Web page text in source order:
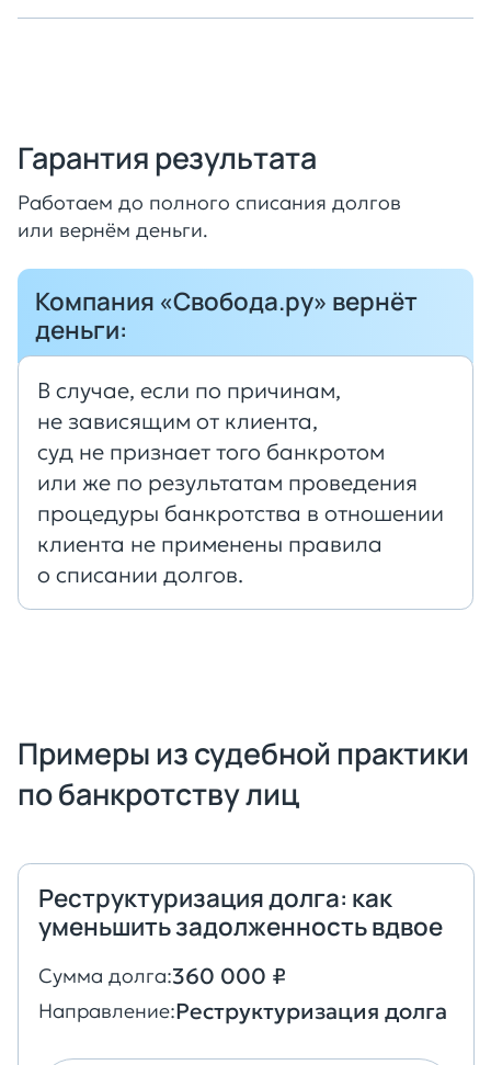
Гарантия результата
Работаем до полного списания долгов
или вернём деньги.
Компания «Свобода.ру» вернёт
деньги:
В случае, если по причинам,
не зависящим от клиента,
суд не признает того банкротом
или же по результатам проведения
процедуры банкротства в отношении
клиента не применены правила
о списании долгов.
Примеры из судебной практики
по банкротству лиц
Реструктуризация долга: как
уменьшить задолженность вдвое
Сумма долга:360 000 ₽
Направление:Реструктуризация долга